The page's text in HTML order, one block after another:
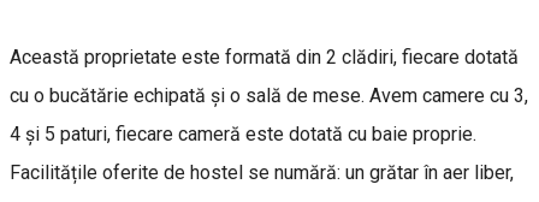
Această proprietate este formată din 2 clădiri, fiecare dotată
cu o bucătărie echipată și o sală de mese. Avem camere cu 3,
4 și 5 paturi, fiecare cameră este dotată cu baie proprie.
Facilitățile oferite de hostel se numără: un grătar în aer liber,